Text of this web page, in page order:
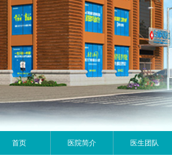
首页 医院简介 医生团队